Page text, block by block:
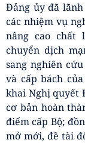
Đảng ủy đã
các nhiệm vụ
nâng cao chất
chuyển dịch
sang nghiên
và cấp bách
khai Nghị quyết
cơ bản hoàn
điểm cấp Bộ;
mở mới, đề tài